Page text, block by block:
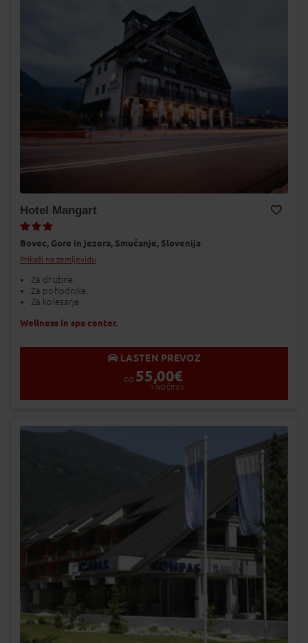
Hotel Mangart
Bovec, Gore in jezera, Smučanje, Slovenija
Prikaži na zemljevidu
Za družine.
Za pohodnike.
Za kolesarje.
Wellness in spa center.
LASTEN PREVOZ
OD 55,00€
1 NOČITEV